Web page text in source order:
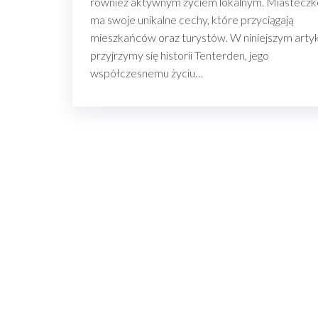
ma swoje unikalne cechy, które przyciągają
mieszkańców oraz turystów. W niniejszym
przyjrzymy się historii Tenterden, jego
współczesnemu życiu…